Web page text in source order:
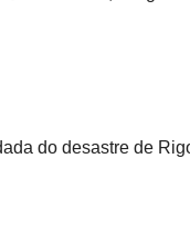
do desastre de